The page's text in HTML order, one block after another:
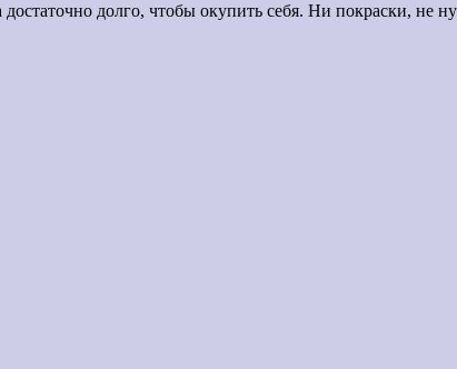
долго, чтобы окупить себя. Ни покраски, не